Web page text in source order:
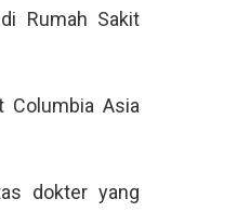
Rumah Sakit
Columbia Asia
dokter yang